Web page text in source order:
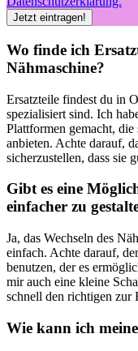
Wo finde ich
Nähmaschine?
Ersatzteile findest du in
spezialisiert ​sind. Ich
Plattformen gemacht,
anbieten. ⁣Achte darauf,
sicherzustellen, dass sie
Gibt es eine
einfacher zu
Ja, das Wechseln des
einfach. Achte ​darauf,
benutzen, der es
mir auch eine kleine
schnell den richtigen zur
Wie kann ich